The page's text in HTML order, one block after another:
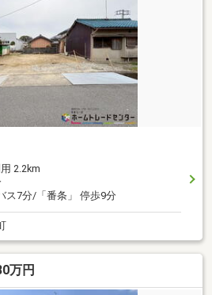
2.2km
ス7分/「番条」 停歩9分
万円